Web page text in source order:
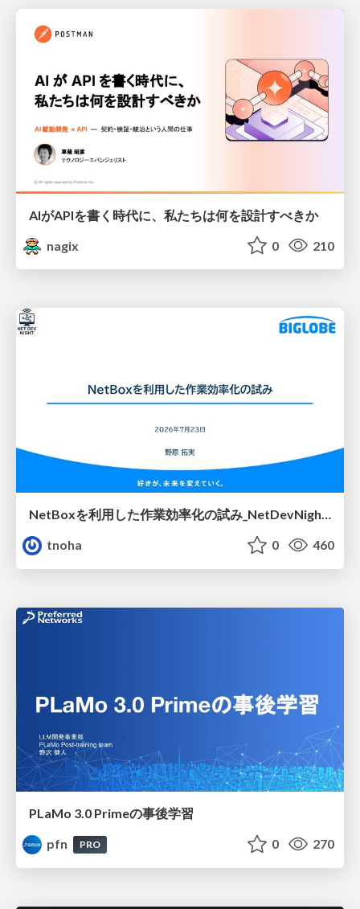
AIがAPIを書く時代に、私たちは何を設計すべきか
nagix
0 210
NetBoxを利用した作業効率化の試み_NetDevNight4
tnoha
0 460
PLaMo 3.0 Primeの事後学習
pfn
PRO 0 270